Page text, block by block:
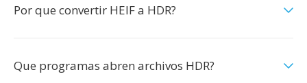
Por que convertir HEIF a HDR?
Que programas abren archivos HDR?